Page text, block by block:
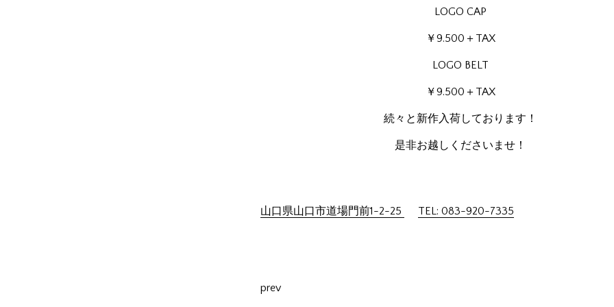
LOGO CAP
￥9.500＋TAX
LOGO BELT
￥9.500＋TAX
続々と新作入荷しております！
是非お越しくださいませ！
山口県山口市道場門前1-2-25 TEL: 083-920-7335
prev